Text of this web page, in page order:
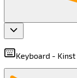
Keyboard - Kinst KN85